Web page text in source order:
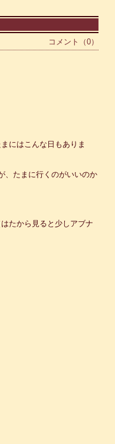
コメント（0）
にはこんな日もありま
、たまに行くのがいいのか
たから見ると少しアブナ